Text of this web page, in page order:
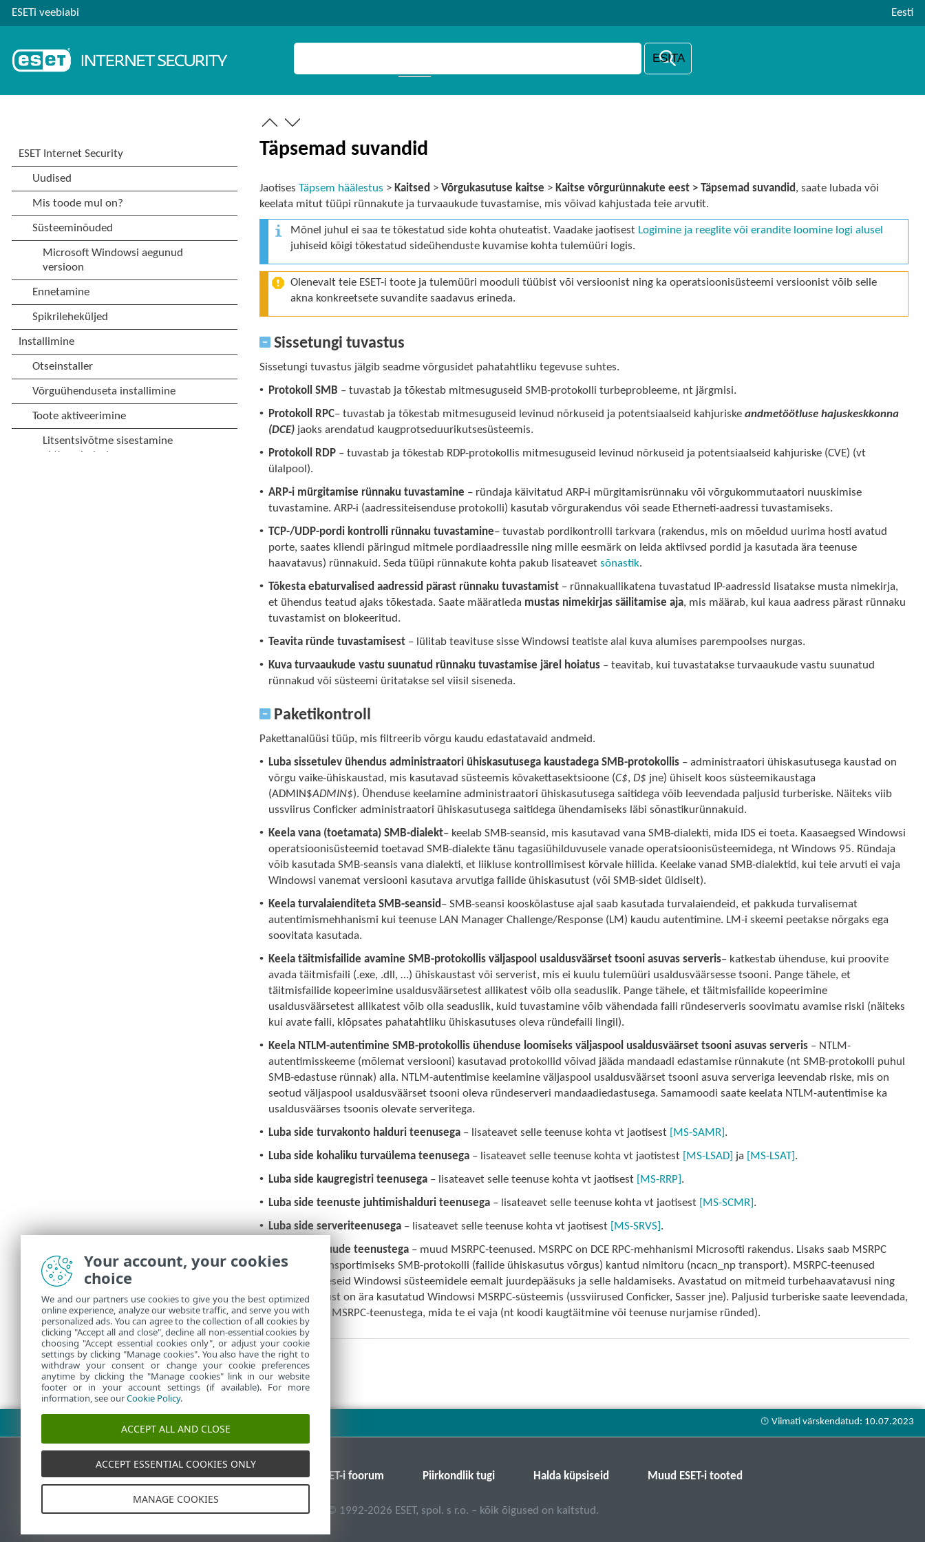
ESETi veebiabi Eesti
Täpsemad suvandid
JaotisesTäpsem häälestus > Kaitsed >Võrgukasutuse kaitse > Kaitse võrgurünnakute eest > Täpsemad suvandid, saate lubada või
keelata mitut tüüpi rünnakute ja turvaaukude tuvastamise, mis võivad kahjustada teie arvutit.
Mõnel juhul ei saa te tõkestatud side kohta ohuteatist. Vaadake jaotisest Logimine ja reeglite või erandite loomine logi alusel
juhiseid kõigi tõkestatud sideühenduste kuvamise kohta tulemüüri logis.
Olenevalt teie ESET-i toote ja tulemüüri mooduli tüübist või versioonist ning ka operatsioonisüsteemi versioonist võib selle
akna konkreetsete suvandite saadavus erineda.
Sissetungi tuvastus
Sissetungi tuvastus jälgib seadme võrgusidet pahatahtliku tegevuse suhtes.
• Protokoll SMB – tuvastab ja tõkestab mitmesuguseid SMB-protokolli turbeprobleeme, nt järgmisi.
• Protokoll RPC– tuvastab ja tõkestab mitmesuguseid levinud nõrkuseid ja potentsiaalseid kahjuriskeandmetöötluse hajuskeskkonna
(DCE) jaoks arendatud kaugprotseduurikutsesüsteemis.
• Protokoll RDP – tuvastab ja tõkestab RDP-protokollis mitmesuguseid levinud nõrkuseid ja potentsiaalseid kahjuriske (CVE) (vt
ülalpool).
• ARP-i mürgitamise rünnaku tuvastamine – ründaja käivitatud ARP-i mürgitamisrünnaku või võrgukommutaatori nuuskimise
tuvastamine. ARP-i (aadressiteisenduse protokolli) kasutab võrgurakendus või seade Etherneti-aadressi tuvastamiseks.
• TCP-/UDP-pordi kontrolli rünnaku tuvastamine– tuvastab pordikontrolli tarkvara (rakendus, mis on mõeldud uurima hosti avatud
porte, saates kliendi päringud mitmele pordiaadressile ning mille eesmärk on leida aktiivsed pordid ja kasutada ära teenuse
haavatavus) rünnakuid. Seda tüüpi rünnakute kohta pakub lisateavetsõnastik.
• Tõkesta ebaturvalised aadressid pärast rünnaku tuvastamist – rünnakuallikatena tuvastatud IP-aadressid lisatakse musta nimekirja,
et ühendus teatud ajaks tõkestada. Saate määratleda mustas nimekirjas säilitamise aja, mis määrab, kui kaua aadress pärast rünnaku
tuvastamist on blokeeritud.
• Teavita ründe tuvastamisest – lülitab teavituse sisse Windowsi teatiste alal kuva alumises parempoolses nurgas.
• Kuva turvaaukude vastu suunatud rünnaku tuvastamise järel hoiatus – teavitab, kui tuvastatakse turvaaukude vastu suunatud
rünnakud või süsteemi üritatakse sel viisil siseneda.
Paketikontroll
Pakettanalüüsi tüüp, mis filtreerib võrgu kaudu edastatavaid andmeid.
• Luba sissetulev ühendus administraatori ühiskasutusega kaustadega SMB-protokollis – administraatori ühiskasutusega kaustad on
võrgu vaike-ühiskaustad, mis kasutavad süsteemis kõvakettasektsioone (C$,D$ jne) ühiselt koos süsteemikaustaga
(ADMIN$ADMIN$). Ühenduse keelamine administraatori ühiskasutusega saitidega võib leevendada paljusid turberiske. Näiteks viib
ussviirus Conficker administraatori ühiskasutusega saitidega ühendamiseks läbi sõnastikurünnakuid.
• Keela vana (toetamata) SMB-dialekt– keelab SMB-seansid, mis kasutavad vana SMB-dialekti, mida IDS ei toeta. Kaasaegsed Windowsi
operatsioonisüsteemid toetavad SMB-dialekte tänu tagasiühilduvusele vanade operatsioonisüsteemidega, nt Windows 95. Ründaja
võib kasutada SMB-seansis vana dialekti, et liikluse kontrollimisest kõrvale hiilida. Keelake vanad SMB-dialektid, kui teie arvuti ei vaja
Windowsi vanemat versiooni kasutava arvutiga failide ühiskasutust (või SMB-sidet üldiselt).
• Keela turvalaienditeta SMB-seansid– SMB-seansi kooskõlastuse ajal saab kasutada turvalaiendeid, et pakkuda turvalisemat
autentimismehhanismi kui teenuse LAN Manager Challenge/Response (LM) kaudu autentimine. LM-i skeemi peetakse nõrgaks ega
soovitata kasutada.
• Keela täitmisfailide avamine SMB-protokollis väljaspool usaldusväärset tsooni asuvas serveris– katkestab ühenduse, kui proovite
avada täitmisfaili (.exe, .dll, …) ühiskaustast või serverist, mis ei kuulu tulemüüri usaldusväärsesse tsooni. Pange tähele, et
täitmisfailide kopeerimine usaldusväärsetest allikatest võib olla seaduslik. Pange tähele, et täitmisfailide kopeerimine
usaldusväärsetest allikatest võib olla seaduslik, kuid tuvastamine võib vähendada faili ründeserveris soovimatu avamise riski (näiteks
kui avate faili, klõpsates pahatahtliku ühiskasutuses oleva ründefaili lingil).
• Keela NTLM-autentimine SMB-protokollis ühenduse loomiseks väljaspool usaldusväärset tsooni asuvas serveris – NTLM-
autentimisskeeme (mõlemat versiooni) kasutavad protokollid võivad jääda mandaadi edastamise rünnakute (nt SMB-protokolli puhul
SMB-edastuse rünnak) alla. NTLM-autentimise keelamine väljaspool usaldusväärset tsooni asuva serveriga leevendab riske, mis on
seotud väljaspool usaldusväärset tsooni oleva ründeserveri mandaadiedastusega. Samamoodi saate keelata NTLM-autentimise ka
usaldusväärses tsoonis olevate serveritega.
• Luba side turvakonto halduri teenusega – lisateavet selle teenuse kohta vt jaotisest [MS-SAMR].
• Luba side kohaliku turvaülema teenusega – lisateavet selle teenuse kohta vt jaotistest [MS-LSAD] ja [MS-LSAT].
• Luba side kaugregistri teenusega – lisateavet selle teenuse kohta vt jaotisest [MS-RRP].
• Luba side teenuste juhtimishalduri teenusega – lisateavet selle teenuse kohta vt jaotisest [MS-SCMR].
• Luba side serveriteenusega – lisateavet selle teenuse kohta vt jaotisest [MS-SRVS].
Luba side muude teenustega – muud MSRPC-teenused. MSRPC on DCE RPC-mehhanismi Microsofti rakendus. Lisaks saab MSRPC
kasutada transportimiseks SMB-protokolli (failide ühiskasutus võrgus) kantud nimitoru (ncacn_np transport). MSRPC-teenused
pakuvad liideseid Windowsi süsteemidele eemalt juurdepääsuks ja selle haldamiseks. Avastatud on mitmeid turbehaavatavusi ning
nende loomust on ära kasutatud Windowsi MSRPC-süsteemis (ussviirused Conficker, Sasser jne). Paljusid turberiske saate leevendada,
keelates side MSRPC-teenustega, mida te ei vaja (nt koodi kaugtäitmine või teenuse nurjamise ründed).
ESET teadmistebaas ESET-i foorum Piirkondlik tugi Halda küpsiseid Muud ESET-i tooted
© 1992-2026 ESET, spol. s r.o. – kõik õigused on kaitstud.
Your account, your cookies
choice
We and our partners use cookies to give you the best optimized
online experience, analyze our website traffic, and serve you with
personalized ads. You can agree to the collection of all cookies by
clicking "Accept all and close", decline all non-essential cookies by
choosing "Accept essential cookies only", or adjust your cookie
settings by clicking "Manage cookies". You also have the right to
withdraw your consent or change your cookie preferences
anytime by clicking the "Manage cookies" link in our website
footer or in your account settings (if available). For more
information, see ourCookie Policy.
ACCEPT ALL AND CLOSE
ACCEPT ESSENTIAL COOKIES ONLY
MANAGE COOKIES